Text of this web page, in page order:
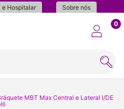
e Hospitalar Sobre nós
0
MBT Max Central e Lateral I/DE